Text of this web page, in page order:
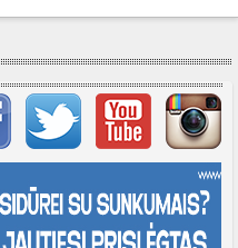
įrašų meniu